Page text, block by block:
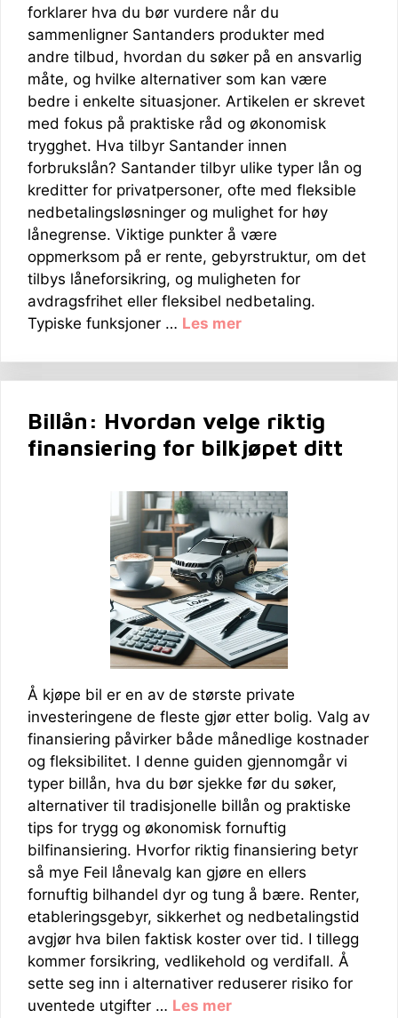
forklarer hva du bør vurdere når du
sammenligner Santanders produkter med
andre tilbud, hvordan du søker på en ansvarlig
måte, og hvilke alternativer som kan være
bedre i enkelte situasjoner. Artikelen er skrevet
med fokus på praktiske råd og økonomisk
trygghet. Hva tilbyr Santander innen
forbrukslån? Santander tilbyr ulike typer lån og
kreditter for privatpersoner, ofte med fleksible
nedbetalingsløsninger og mulighet for høy
lånegrense. Viktige punkter å være
oppmerksom på er rente, gebyrstruktur, om det
tilbys låneforsikring, og muligheten for
avdragsfrihet eller fleksibel nedbetaling.
Typiske funksjoner … Les mer
Billån: Hvordan velge riktig
finansiering for bilkjøpet ditt
Å kjøpe bil er en av de største private
investeringene de fleste gjør etter bolig. Valg av
finansiering påvirker både månedlige kostnader
og fleksibilitet. I denne guiden gjennomgår vi
typer billån, hva du bør sjekke før du søker,
alternativer til tradisjonelle billån og praktiske
tips for trygg og økonomisk fornuftig
bilfinansiering. Hvorfor riktig finansiering betyr
så mye Feil lånevalg kan gjøre en ellers
fornuftig bilhandel dyr og tung å bære. Renter,
etableringsgebyr, sikkerhet og nedbetalingstid
avgjør hva bilen faktisk koster over tid. I tillegg
kommer forsikring, vedlikehold og verdifall. Å
sette seg inn i alternativer reduserer risiko for
uventede utgifter … Les mer